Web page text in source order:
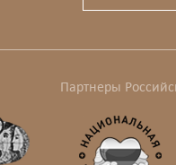
Партнеры